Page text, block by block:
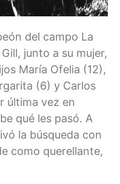
del campo La
junto a su mujer,
María Ofelia (12),
(6) y Carlos
última vez en
qué les pasó. A
la búsqueda con
como querellante,